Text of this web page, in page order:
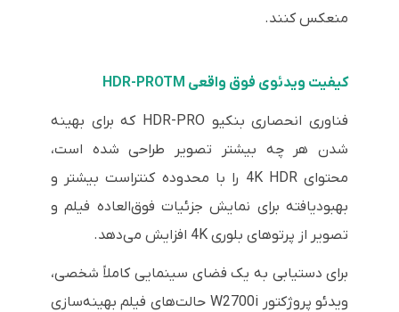
منعکس کنند.
کیفیت ویدئوی فوق واقعی HDR-PROTM
فناوری انحصاری بنکیو HDR-PRO که برای بهینه
شدن هر چه بیشتر تصویر طراحی شده است،
محتوای 4K HDR را با محدوده کنتراست بیشتر و
بهبودیافته برای نمایش جزئیات فوق‌العاده فیلم و
تصویر از پرتوهای بلوری 4K افزایش می‌دهد.
برای دستیابی به یک فضای سینمایی کاملاً شخصی،
ویدئو پروژکتور W2700i حالت‌های فیلم بهینه‌سازی